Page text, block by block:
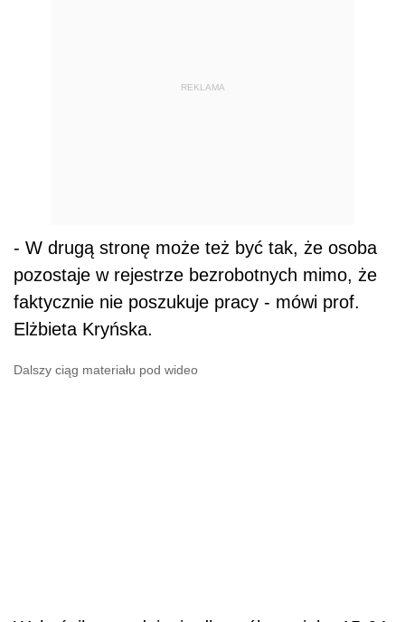
REKLAMA
- W drugą stronę może też być tak, że osoba
pozostaje w rejestrze bezrobotnych mimo, że
faktycznie nie poszukuje pracy - mówi prof.
Elżbieta Kryńska.
Dalszy ciąg materiału pod wideo